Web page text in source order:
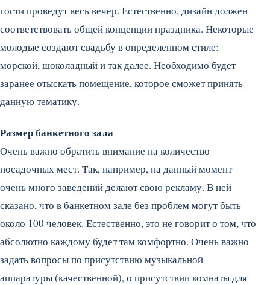
гости проведут весь вечер. Естественно, дизайн должен
соответствовать общей концепции праздника. Некоторые
молодые создают свадьбу в определенном стиле:
морской, шоколадный и так далее. Необходимо будет
заранее отыскать помещение, которое сможет принять
данную тематику.
Размер банкетного зала
Очень важно обратить внимание на количество
посадочных мест. Так, например, на данный момент
очень много заведений делают свою рекламу. В ней
сказано, что в банкетном зале без проблем могут быть
около 100 человек. Естественно, это не говорит о том, что
абсолютно каждому будет там комфортно. Очень важно
задать вопросы по присутствию музыкальной
аппаратуры (качественной), о присутствии комнаты для